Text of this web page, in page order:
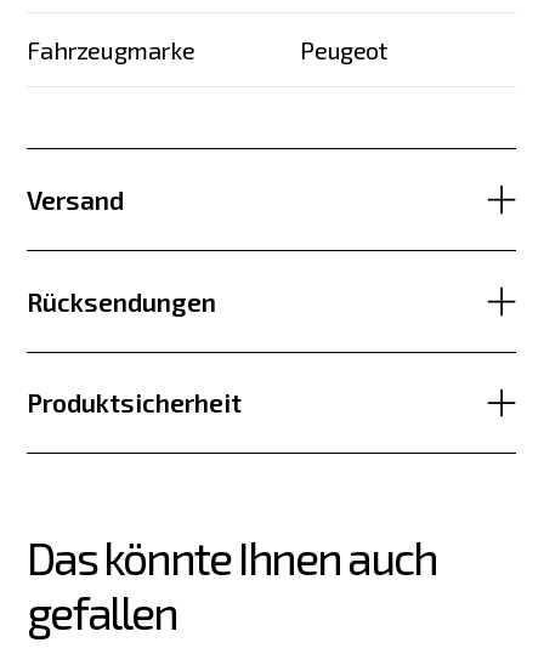
Fahrzeugmarke Peugeot
Versand
Rücksendungen
Produktsicherheit
Das könnte Ihnen auch
gefallen